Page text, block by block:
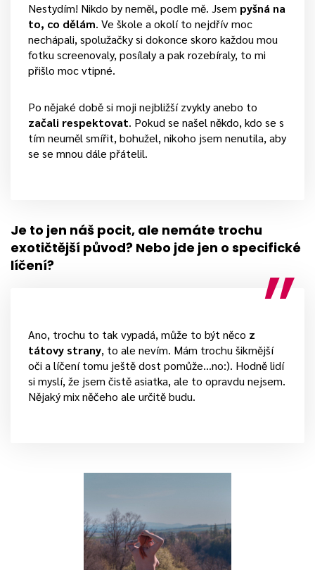
Nestydím! Nikdo by neměl, podle mě. Jsem pyšná na
to, co dělám. Ve škole a okolí to nejdřív moc
nechápali, spolužačky si dokonce skoro každou mou
fotku screenovaly, posílaly a pak rozebíraly, to mi
přišlo moc vtipné.
Po nějaké době si moji nejbližší zvykly anebo to
začali respektovat. Pokud se našel někdo, kdo se s
tím neuměl smířit, bohužel, nikoho jsem nenutila, aby
se se mnou dále přátelil.
Je to jen náš pocit, ale nemáte trochu
exotičtější původ? Nebo jde jen o specifické
líčení?
Ano, trochu to tak vypadá, může to být něco z
tátovy strany, to ale nevím. Mám trochu šikmější
oči a líčení tomu ještě dost pomůže…no:). Hodně lidí
si myslí, že jsem čistě asiatka, ale to opravdu nejsem.
Nějaký mix něčeho ale určitě budu.